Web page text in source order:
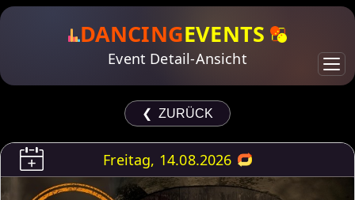
DANCINGEVENTS
Event Detail-Ansicht
❮ ZURÜCK
Freitag, 14.08.2026